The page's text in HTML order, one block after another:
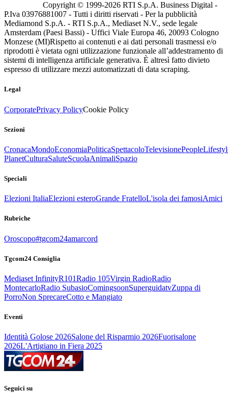
Copyright © 1999-2026 RTI S.p.A. Business Digital -
P.Iva 03976881007 - Tutti i diritti riservati - Per la pubblicità
Mediamond S.p.A. - RTI S.p.A., Mediaset N.V., sede legale
Amsterdam (Paesi Bassi) - Uffici Viale Europa 46, 20093 Cologno
Monzese (MI)Rispetto ai contenuti e ai dati personali trasmessi e/o
riprodotti è vietata ogni utilizzazione funzionale all’addestramento di
sistemi di intelligenza artificiale generativa. È altresì fatto divieto
espresso di utilizzare mezzi automatizzati di data scraping.
Legal
CorporatePrivacy PolicyCookie Policy
Sezioni
CronacaMondoEconomiaPoliticaSpettacoloTelevisionePeople
PlanetCulturaSaluteScuolaAnimaliSpazio
Speciali
Elezioni ItaliaElezioni esteroGrande FratelloL'isola dei famosiAmici
Rubriche
Oroscopo#tgcom24amarcord
Tgcom24 Consiglia
Mediaset InfinityR101Radio 105Virgin RadioRadio
MontecarloRadio SubasioComingsoonSuperguidatvZuppa di
PorroNon SprecareCotto e Mangiato
Eventi
Identità Golose 2026Salone del Risparmio 2026Fuorisalone
2026L'Artigiano in Fiera 2025
Seguici su